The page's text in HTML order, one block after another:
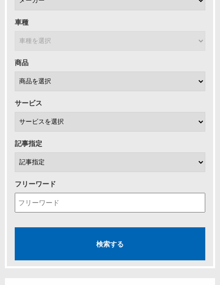
車種
商品
サービス
記事指定
フリーワード